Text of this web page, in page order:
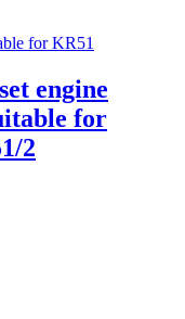
engine
for
2